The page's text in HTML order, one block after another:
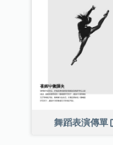
舞蹈表演傳單